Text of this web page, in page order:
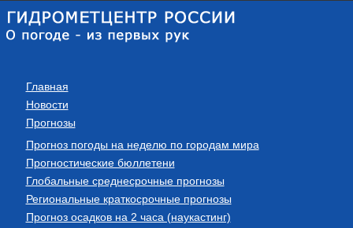
Главная
Новости
Прогнозы
Прогноз погоды на неделю по городам мира
Прогностические бюллетени
Глобальные среднесрочные прогнозы
Региональные краткосрочные прогнозы
Прогноз осадков на 2 часа (наукастинг)